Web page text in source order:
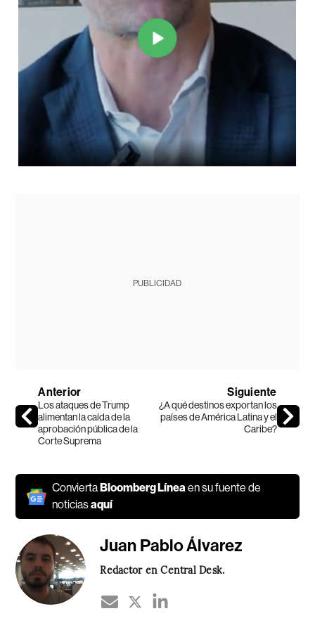
PUBLICIDAD
Anterior
Los ataques de Trump
alimentan la caída de la
aprobación pública de la
Corte Suprema
Siguiente
¿A qué destinos exportan los
países de América Latina y el
Caribe?
Convierta Bloomberg Líneaen su fuente de
noticiasaquí
Juan Pablo Álvarez
Redactor en Central Desk.